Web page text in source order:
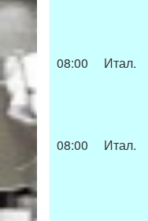
08:00 Итал.
08:00 Итал.